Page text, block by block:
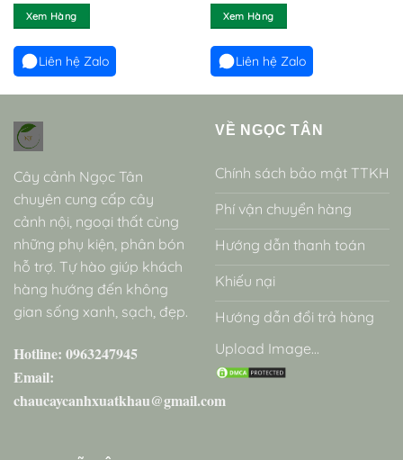
Xem Hàng
Liên hệ Zalo
Xem Hàng
Liên hệ Zalo
Cây cảnh Ngọc Tân
chuyên cung cấp cây
cảnh nội, ngoại thất cùng
những phụ kiện, phân bón
hỗ trợ. Tự hào giúp khách
hàng hướng đến không
gian sống xanh, sạch, đẹp.
Hotline: 0963247945
Email:
chaucaycanhxuatkhau@gmail.com
VỀ NGỌC TÂN
Chính sách bảo mật TTKH
Phí vận chuyển hàng
Hướng dẫn thanh toán
Khiếu nại
Hướng dẫn đổi trả hàng
Upload Image...